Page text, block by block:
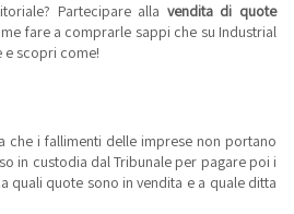
Partecipare alla vendita di quote
fare a comprarle sappi che su Industrial
e scopri come!
che i fallimenti delle imprese non portano
in custodia dal Tribunale per pagare poi i
quali quote sono in vendita e a quale ditta